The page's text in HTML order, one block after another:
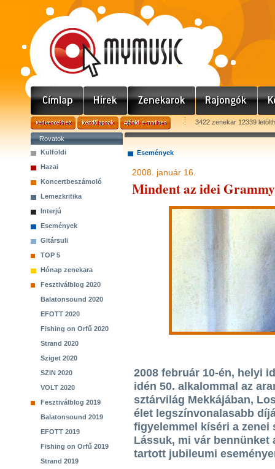
3422 zenekar 12339
Rovatok
Külföldi
Hazai
Koncertbeszámoló
Lemezkritika
Interjú
Események
Gitársuli
TOP 5
Hónap zenekara
Fesztiválblog 2020
Balatonsound 2020
EFOTT 2020
Fishing on Orfű 2020
Strand 2020
Sziget 2020
SZIN 2020
VOLT 2020
Fesztiválblog 2019
Balatonsound 2019
EFOTT 2019
Fishing on Orfű 2019
Strand 2019
Események
2008. január 16.
Mindent az idei
2008 február 10-én, helyi
idén 50. alkalommal az
sztárvilág Mekkájában,
élet legszínvonalasabb
figyelemmel kíséri a zenei
Lássuk, mi vár bennünket
tartott jubileumi